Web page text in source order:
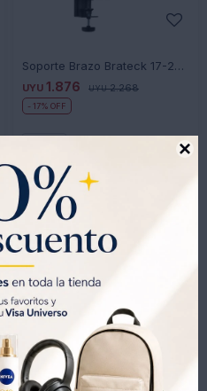

Soporte Brazo Brateck 17-27 2 Monitores
UYU 1.876 UYU 2.268
17
UYU